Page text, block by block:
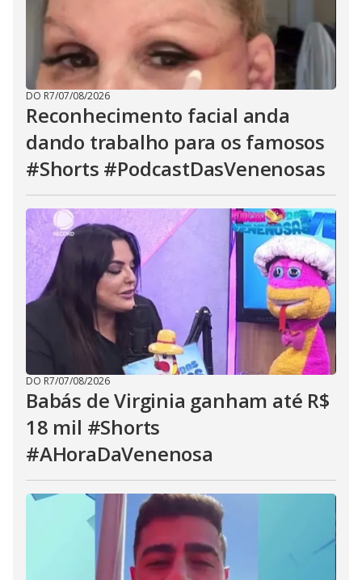
DO R7/07/08/2026
Reconhecimento facial anda
dando trabalho para os famosos
#Shorts #PodcastDasVenenosas
DO R7/07/08/2026
Babás de Virginia ganham até R$
18 mil #Shorts
#AHoraDaVenenosa